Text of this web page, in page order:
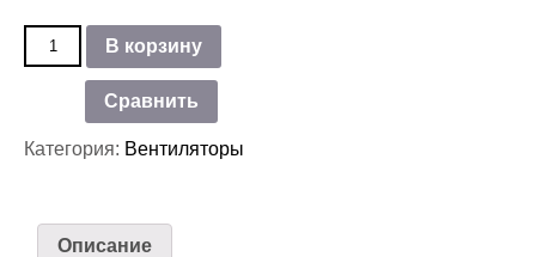
Количество
Вентилятор
настольный
LINE
В корзину
Сравнить
Категория: Вентиляторы
Описание